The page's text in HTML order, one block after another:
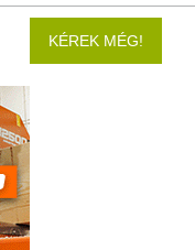
KÉREK MÉG!